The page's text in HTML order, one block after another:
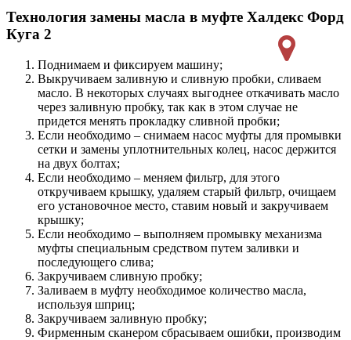
Технология замены масла в муфте Халдекс Форд
Куга 2
Поднимаем и фиксируем машину;
Выкручиваем заливную и сливную пробки, сливаем
масло. В некоторых случаях выгоднее откачивать масло
через заливную пробку, так как в этом случае не
придется менять прокладку сливной пробки;
Если необходимо – снимаем насос муфты для промывки
сетки и замены уплотнительных колец, насос держится
на двух болтах;
Если необходимо – меняем фильтр, для этого
откручиваем крышку, удаляем старый фильтр, очищаем
его установочное место, ставим новый и закручиваем
крышку;
Если необходимо – выполняем промывку механизма
муфты специальным средством путем заливки и
последующего слива;
Закручиваем сливную пробку;
Заливаем в муфту необходимое количество масла,
используя шприц;
Закручиваем заливную пробку;
Фирменным сканером сбрасываем ошибки, производим